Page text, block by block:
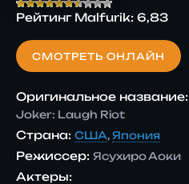
Рейтинг Malfurik: 6,83
СМОТРЕТЬ ОНЛАЙН
Оригинальное название:
Joker: Laugh Riot
Страна: США,Япония
Режиссер: Ясухиро Аоки
Актеры: